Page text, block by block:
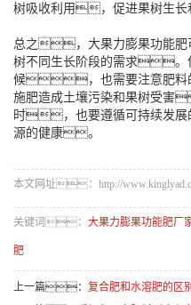
树吸收利用，促进果树生长
总之，大果力膨果功能肥
树不同生长阶段的需求。
候，也需要注意肥料
施肥造成土壤污染和果树受害
时，也要遵循可持续发
源的健康。
本文网址：http://
关键词： 大果力膨果功能肥厂
肥
上一篇： 复合肥和水溶肥的区别